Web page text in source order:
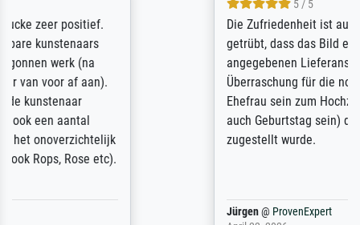
Die Zufriedenheit ist auch nicht dadurch
getrübt, dass das Bild entgegen einer
angegebenen Lieferanschrift (sollte eine
Überraschung für die normannische
Ehefrau sein zum Hochzeits- gleichzeitig
auch Geburtstag sein) doch nach zu Hause
zugestellt wurde.